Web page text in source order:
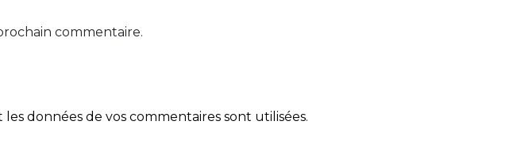
commentaire.
données de vos commentaires sont utilisées.